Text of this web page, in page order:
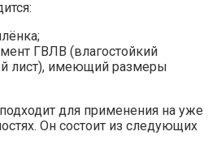
ГВЛВ (влагостойкий
лист), имеющий размеры
для применения на уже
Он состоит из следующих